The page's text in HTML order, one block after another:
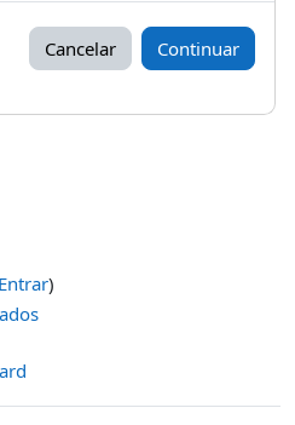
Cancelar Continuar
Entrar)